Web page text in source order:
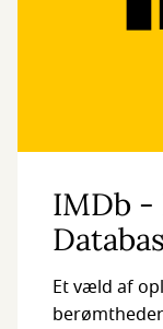
IMDb -
Et væld af